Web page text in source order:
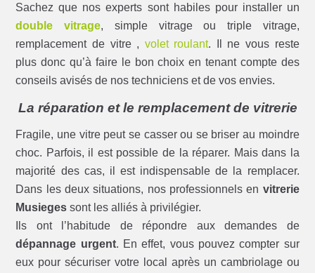
Sachez que nos experts sont habiles pour installer un
double vitrage, simple vitrage ou triple vitrage,
remplacement de vitre , volet roulant. Il ne vous reste
plus donc qu’à faire le bon choix en tenant compte des
conseils avisés de nos techniciens et de vos envies.
La réparation et le remplacement de vitrerie
Fragile, une vitre peut se casser ou se briser au moindre
choc. Parfois, il est possible de la réparer. Mais dans la
majorité des cas, il est indispensable de la remplacer.
Dans les deux situations, nos professionnels en vitrerie
Musieges sont les alliés à privilégier.
Ils ont l’habitude de répondre aux demandes de
dépannage urgent. En effet, vous pouvez compter sur
eux pour sécuriser votre local après un cambriolage ou